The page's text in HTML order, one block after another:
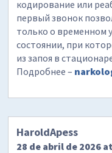
кодирование или
первый звонок
только о временном
состоянии, при
из запоя в
Подробнее –
HaroldApess
28 de abril de 2026